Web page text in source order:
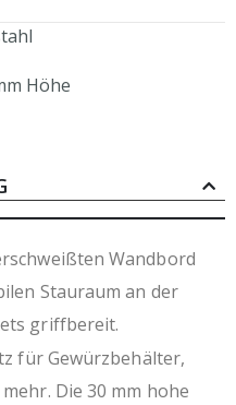
Höhe
Produktion
wählen, um einen
Wandbord
Stauraum an der
griffbereit.
für Gewürzbehälter,
Die 30 mm hohe